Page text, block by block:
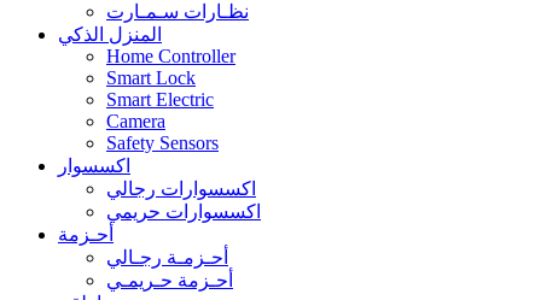
نظـارات سـمـارت
المنزل الذكي
Home Controller
Smart Lock
Smart Electric
Camera
Safety Sensors
اكسسوار
اكسسوارات رجالي
اكسسوارات حريمي
أحـزمة
أحـزمـة رجـالي
أحـزمة حـريمـي